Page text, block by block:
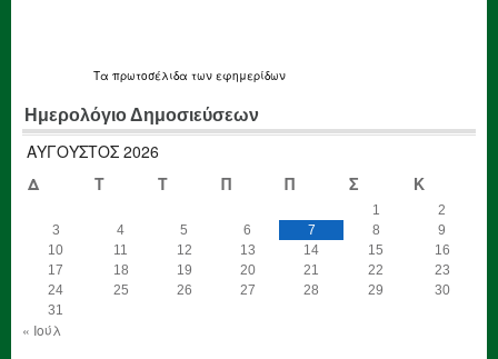
Τα πρωτοσέλιδα των εφημερίδων
Ημερολόγιο Δημοσιεύσεων
ΑΎΓΟΥΣΤΟΣ 2026
Δ
Τ Τ Π Π Σ Κ
1
2
3
4 5 6 7 8
9
10
11 12 13 14 15
16
17
18 19 20 21 22
23
24
25 26 27 28 29
30
31
« Ιούλ